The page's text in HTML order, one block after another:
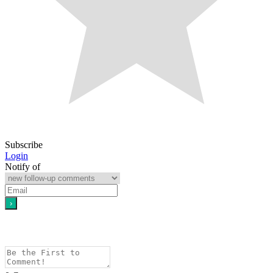
Subscribe
Login
Notify of